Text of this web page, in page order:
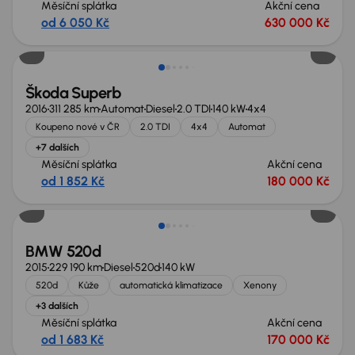
Měsíční splátka
od 6 050 Kč
Akční cena
630 000 Kč
Škoda Superb
2016311 285 kmAutomatDiesel2.0 TDI140 kW4x4
Koupeno nové v ČR 2.0 TDI 4x4
Automat
+7 dalších
Měsíční splátka
od 1 852 Kč
Akční cena
180 000 Kč
BMW 520d
2015229 190 kmDiesel520d140 kW
520d Kůže automatická klimatizace
Xenony
+3 dalších
Měsíční splátka
od 1 683 Kč
Akční cena
170 000 Kč
Zlevněno o 80 000 Kč